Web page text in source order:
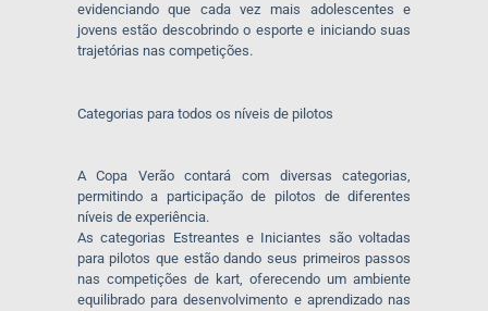
evidenciando que cada vez mais adolescentes e
jovens estão descobrindo o esporte e iniciando suas
trajetórias nas competições.
Categorias para todos os níveis de pilotos
A Copa Verão contará com diversas categorias,
permitindo a participação de pilotos de diferentes
níveis de experiência.
As categorias Estreantes e Iniciantes são voltadas
para pilotos que estão dando seus primeiros passos
nas competições de kart, oferecendo um ambiente
equilibrado para desenvolvimento e aprendizado nas